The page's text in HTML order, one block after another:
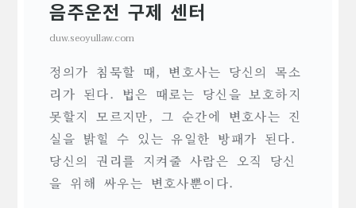
음주운전 구제 센터
duw.seoyullaw.com
정의가 침묵할 때, 변호사는 당신의 목소
리가 된다. 법은 때로는 당신을 보호하지
못할지 모르지만, 그 순간에 변호사는 진
실을 밝힐 수 있는 유일한 방패가 된다.
당신의 권리를 지켜줄 사람은 오직 당신
을 위해 싸우는 변호사뿐이다.